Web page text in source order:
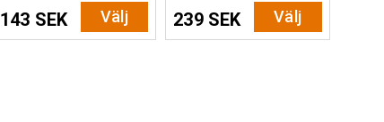
143 SEK Välj 239 SEK Välj